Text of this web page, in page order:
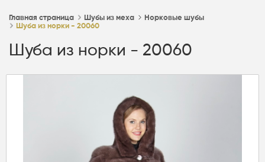
Главная страница Шубы из меха
Норковые шубы
Шуба из норки - 20060
Шуба из норки - 20060